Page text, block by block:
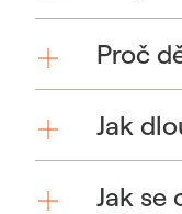
Proč
Jak
Jak se